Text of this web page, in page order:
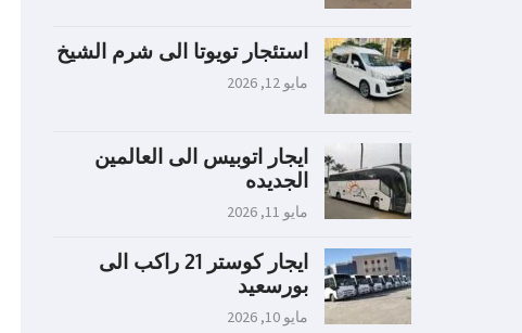
استئجار تويوتا الى شرم الشيخ
مايو 12, 2026
ايجار اتوبيس الى العالمين
الجديده
مايو 11, 2026
ايجار كوستر 21 راكب الى
بورسعيد
مايو 10, 2026